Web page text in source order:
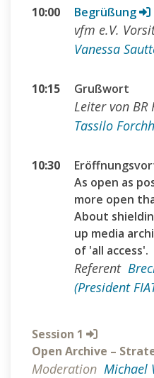
10:00
Begrüßung
vfm e.V.
Vanessa
10:15 Grußwort
Leiter von BR
Tassilo
10:30
As open as
more open
About
up media
of 'all access'.
Referent
(President
Session 1
Open Archive –
Moderation Michael